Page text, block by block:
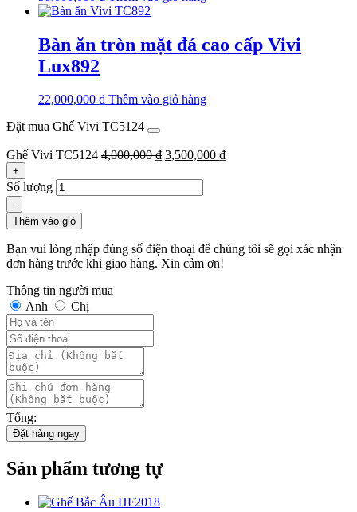
Bàn ăn tròn mặt đá cao cấp Vivi
Lux892
22,000,000 ₫ Thêm vào giỏ hàng
Đặt mua Ghế Vivi TC5124
Ghế Vivi TC5124 4,000,000₫ 3,500,000 ₫
+
Số lượng
-
Thêm vào giỏ
Bạn vui lòng nhập đúng số điện thoại để chúng tôi sẽ gọi xác nhận
đơn hàng trước khi giao hàng. Xin cảm ơn!
Thông tin người mua
Anh
Chị
Tổng:
Đặt hàng ngay
Sản phẩm tương tự